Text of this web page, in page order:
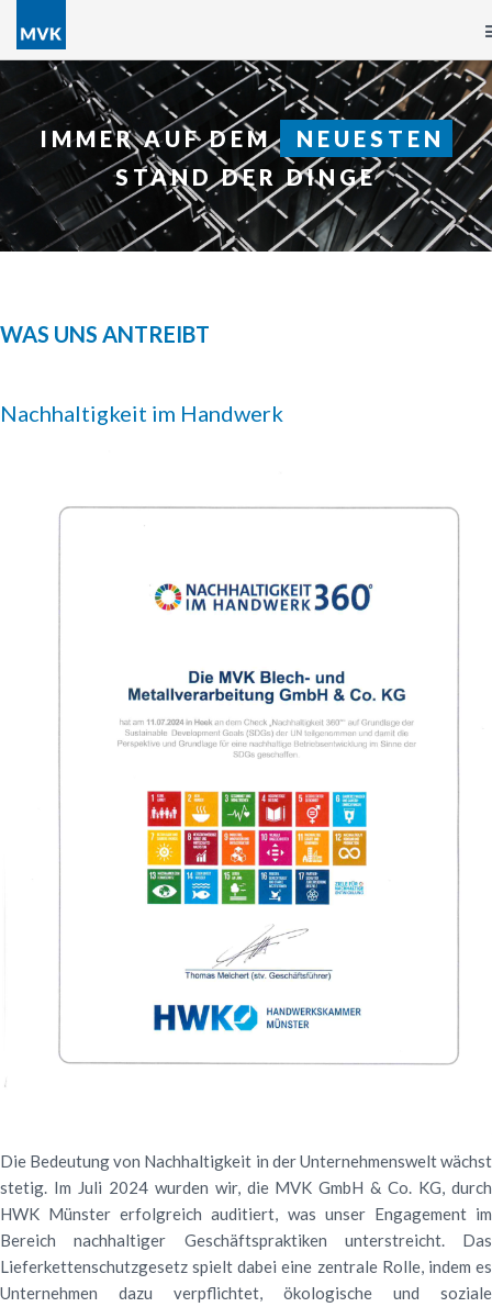
IMMER AUF DEM
NEUESTEN
STAND DER DINGE
WAS UNS ANTREIBT
Nachhaltigkeit im Handwerk
Die Bedeutung von Nachhaltigkeit in der Unternehmenswelt wächst
stetig. Im Juli 2024 wurden wir, die MVK GmbH & Co. KG, durch
HWK Münster erfolgreich auditiert, was unser Engagement im
Bereich nachhaltiger Geschäftspraktiken unterstreicht. Das
Lieferkettenschutzgesetz spielt dabei eine zentrale Rolle, indem es
Unternehmen dazu verpflichtet, ökologische und soziale